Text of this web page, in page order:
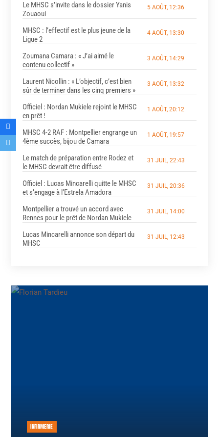
Le MHSC s’invite dans le dossier Yanis
Zouaoui
5 AOÛT, 12:36
MHSC : l’effectif est le plus jeune de la
Ligue 2
4 AOÛT, 13:30
Zoumana Camara : « J’ai aimé le
contenu collectif »
3 AOÛT, 14:29
Laurent Nicollin : « L’objectif, c’est bien
sûr de terminer dans les cinq premiers »
3 AOÛT, 13:32
Officiel : Nordan Mukiele rejoint le MHSC
en prêt !
1 AOÛT, 20:12
MHSC 4-2 RAF : Montpellier engrange un
4ème succès, bijou de Camara
1 AOÛT, 19:57
Le match de préparation entre Rodez et
le MHSC devrait être diffusé
31 JUIL, 22:43
Officiel : Lucas Mincarelli quitte le MHSC
et s’engage à l’Estrela Amadora
31 JUIL, 20:36
Montpellier a trouvé un accord avec
Rennes pour le prêt de Nordan Mukiele
31 JUIL, 14:00
Lucas Mincarelli annonce son départ du
MHSC
31 JUIL, 12:43
INFIRMERIE